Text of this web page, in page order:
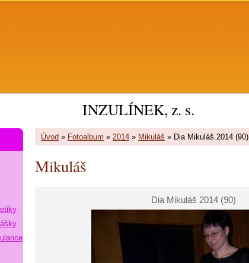
INZULÍNEK, z. s.
Úvod » Fotoalbum » 2014 » Mikuláš » Dia Mikuláš 2014 (90)
Mikuláš
Dia Mikuláš 2014 (90)